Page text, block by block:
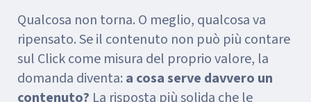
Qualcosa non torna. O meglio, qualcosa va
ripensato. Se il contenuto non può più contare
sul Click come misura del proprio valore, la
domanda diventa: a cosa serve davvero un
contenuto? La risposta più solida che le